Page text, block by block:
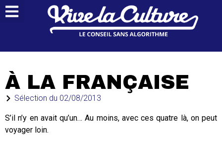
À LA FRANÇAISE
Sélection du 02/08/2013
S’il n’y en avait qu’un… Au moins, avec ces quatre là, on peut
voyager loin.